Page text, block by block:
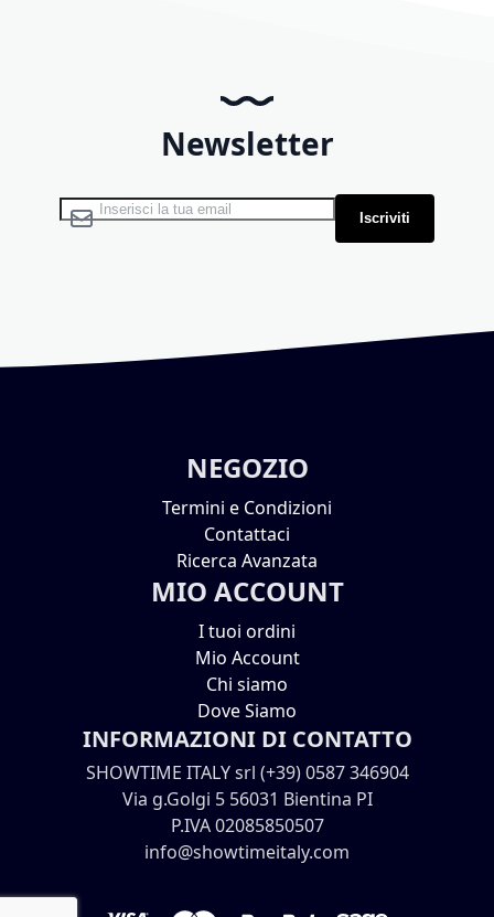
Newsletter
Iscriviti alla nostra Newsletter: Iscriviti
NEGOZIO
Termini e Condizioni
Contattaci
Ricerca Avanzata
MIO ACCOUNT
I tuoi ordini
Mio Account
Chi siamo
Dove Siamo
INFORMAZIONI DI CONTATTO
SHOWTIME ITALY srl (+39) 0587 346904
Via g.Golgi 5 56031 Bientina PI
P.IVA 02085850507
info@showtimeitaly.com